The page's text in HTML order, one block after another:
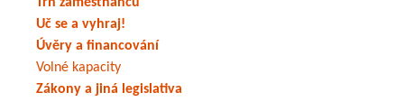
Trh zaměstnanců
Uč se a vyhraj!
Úvěry a financování
Volné kapacity
Zákony a jiná legislativa